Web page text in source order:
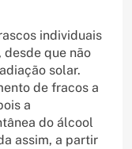
individuais
que não
solar.
de fracos a
a
do álcool
assim, a partir